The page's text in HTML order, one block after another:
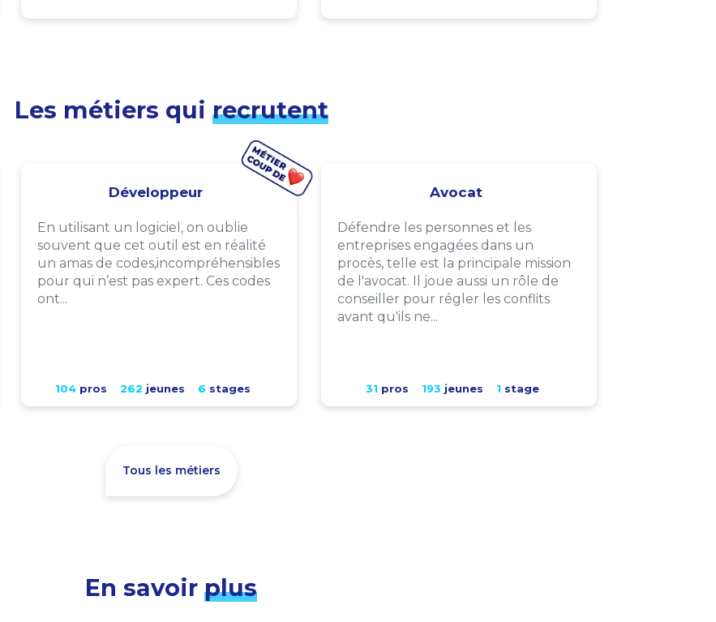
Les métiers qui recrutent
Développeur
En utilisant un logiciel, on oublie
souvent que cet outil est en réalité
un amas de codes,incompréhensibles
pour qui n’est pas expert. Ces codes
ont...
104pros 262 jeunes 6 stages
Avocat
Défendre les personnes et les
entreprises engagées dans un
procès, telle est la principale mission
de l'avocat. Il joue aussi un rôle de
conseiller pour régler les conflits
avant qu'ils ne...
31 pros 193 jeunes 1 stage
Tous les métiers
En savoir plus